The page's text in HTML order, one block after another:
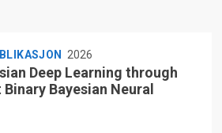
2026
Deep Learning through
Bayesian Neural